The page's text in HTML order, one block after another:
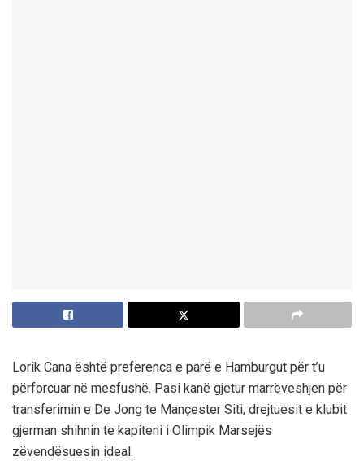
Lorik Cana është preferenca e parë e Hamburgut për t’u
përforcuar në mesfushë. Pasi kanë gjetur marrëveshjen për
transferimin e De Jong te Mançester Siti, drejtuesit e klubit
gjerman shihnin te kapiteni i Olimpik Marsejës
zëvendësuesin ideal.